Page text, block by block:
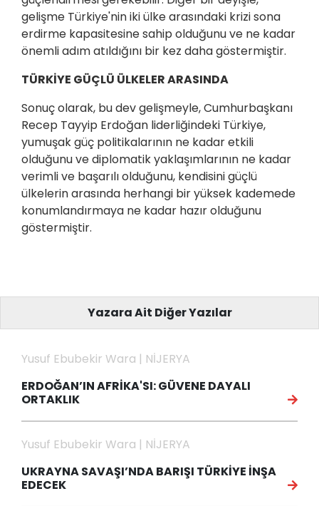
gelişme Türkiye'nin iki ülke arasındaki krizi sona
erdirme kapasitesine sahip olduğunu ve ne kadar
önemli adım atıldığını bir kez daha göstermiştir.
TÜRKİYE GÜÇLÜ ÜLKELER ARASINDA
Sonuç olarak, bu dev gelişmeyle, Cumhurbaşkanı
Recep Tayyip Erdoğan liderliğindeki Türkiye,
yumuşak güç politikalarının ne kadar etkili
olduğunu ve diplomatik yaklaşımlarının ne kadar
verimli ve başarılı olduğunu, kendisini güçlü
ülkelerin arasında herhangi bir yüksek kademede
konumlandırmaya ne kadar hazır olduğunu
göstermiştir.
Yazara Ait Diğer Yazılar
Yusuf Ebubekir Wara | NİJERYA
ERDOĞAN’IN AFRİKA'SI: GÜVENE DAYALI
ORTAKLIK
Yusuf Ebubekir Wara | NİJERYA
UKRAYNA SAVAŞI’NDA BARIŞI TÜRKİYE İNŞA
EDECEK